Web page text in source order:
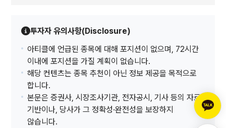
투자자 유의사항(Disclosure)
아티클에 언급된 종목에 대해 포지션이 없으며, 72시간
이내에 포지션을 가질 계획이 없습니다.
해당 컨텐츠는 종목 추천이 아닌 정보 제공을 목적으로
합니다.
본문은 증권사, 시장조사기관, 전자공시, 기사 등의 자료
기반이나, 당사가 그 정확성·완전성을 보장하지
않습니다.